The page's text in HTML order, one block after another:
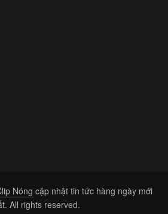
Nóng cập nhật tin tức hàng ngày mới
All rights reserved.